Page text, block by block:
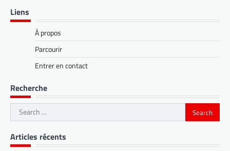
Liens
À propos
Parcourir
Entrer en contact
Recherche
Search
for:
Articles récents